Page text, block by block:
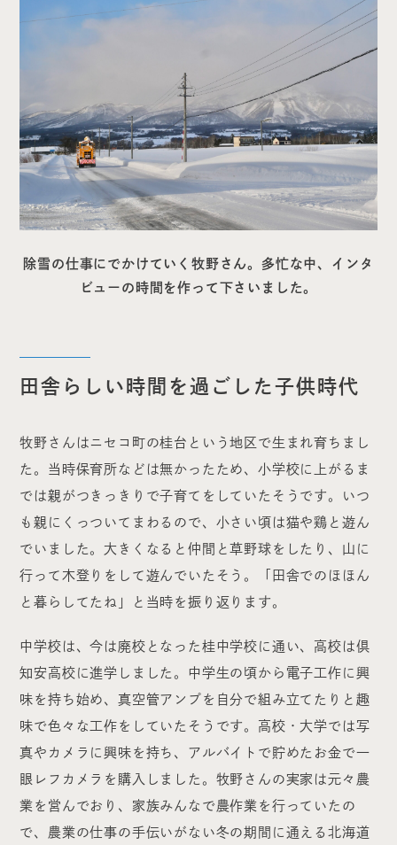
除雪の仕事にでかけていく牧野さん。多忙な中、 インタ
ビューの時間を作って下さいました。
田舎らしい時間を過ごした子供時代
牧野さんはニセコ町の桂台という地区で生まれ育ちまし
た。当時保育所などは無かったため、小学校に上がるま
では親がつきっきりで子育てをしていたそうです。いつ
も親にくっついてまわるので、小さい頃は猫や鶏と遊ん
でいました。大きくなると仲間と草野球をしたり、山に
行って木登りをして遊んでいたそう。「田舎でのほほん
と暮らしてたね」と当時を振り返ります。
中学校は、今は廃校となった桂中学校に通い、高校は倶
知安高校に進学しました。中学生の頃から電子工作に興
味を持ち始め、真空管アンプを自分で組み立てたりと趣
味で色々な工作をしていたそうです。高校・大学では写
真やカメラに興味を持ち、アルバイトで貯めたお金で一
眼レフカメラを購入しました。牧野さんの実家は元々農
業を営んでおり、家族みんなで農作業を行っていたの
で、農業の仕事の手伝いがない冬の期間に通える北海道